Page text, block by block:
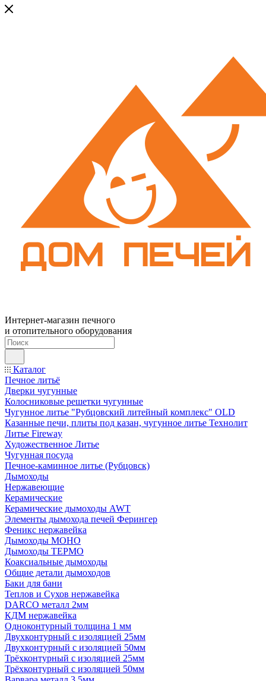
Интернет-магазин печного
и отопительного оборудования
Каталог
Печное литьё
Дверки чугунные
Колосниковые решетки чугунные
Чугунное литье "Рубцовский литейный комплекс" OLD
Казанные печи, плиты под казан, чугунное литье Технолит
Литье Fireway
Художественное Литье
Чугунная посуда
Печное-каминное литье (Рубцовск)
Дымоходы
Нержавеющие
Керамические
Керамические дымоходы AWT
Элементы дымохода печей Ферингер
Феникс нержавейка
Дымоходы МОНО
Дымоходы ТЕРМО
Коаксиальные дымоходы
Общие детали дымоходов
Баки для бани
Теплов и Сухов нержавейка
DARCO металл 2мм
КДМ нержавейка
Одноконтурный толщина 1 мм
Двухконтурный с изоляцией 25мм
Двухконтурный с изоляцией 50мм
Трёхконтурный с изоляцией 25мм
Трёхконтурный с изоляцией 50мм